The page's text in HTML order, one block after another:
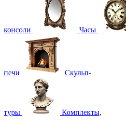
консоли Часы
печи Скульп-
туры Комплекты,